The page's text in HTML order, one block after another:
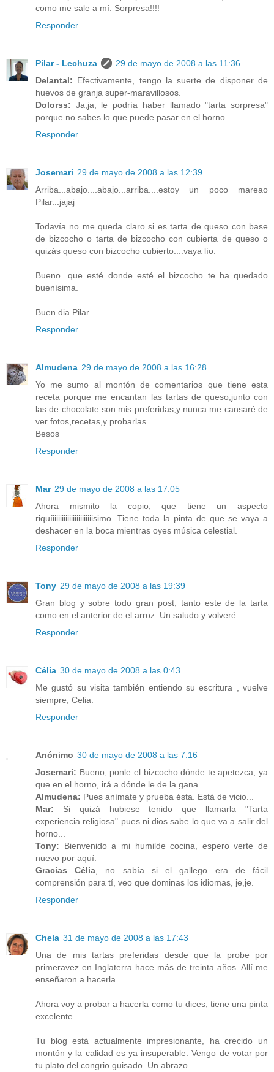
como me sale a mí. Sorpresa!!!!
Responder
Pilar - Lechuza
29 de mayo de 2008 a las 11:36
Delantal: Efectivamente, tengo la suerte de disponer de
huevos de granja super-maravillosos.
Dolorss: Ja,ja, le podría haber llamado "tarta sorpresa"
porque no sabes lo que puede pasar en el horno.
Responder
Josemari 29 de mayo de 2008 a las 12:39
Arriba...abajo....abajo...arriba....estoy un poco mareao
Pilar...jajaj
Todavía no me queda claro si es tarta de queso con base
de bizcocho o tarta de bizcocho con cubierta de queso o
quizás queso con bizcocho cubierto....vaya lío.
Bueno...que esté donde esté el bizcocho te ha quedado
buenísima.
Buen dia Pilar.
Responder
Almudena 29 de mayo de 2008 a las 16:28
Yo me sumo al montón de comentarios que tiene esta
receta porque me encantan las tartas de queso,junto con
las de chocolate son mis preferidas,y nunca me cansaré de
ver fotos,recetas,y probarlas.
Besos
Responder
Mar 29 de mayo de 2008 a las 17:05
Ahora mismito la copio, que tiene un aspecto
riquíiiiiiiiiiiiiiiiiiiiiiisimo. Tiene toda la pinta de que se vaya a
deshacer en la boca mientras oyes música celestial.
Responder
Tony 29 de mayo de 2008 a las 19:39
Gran blog y sobre todo gran post, tanto este de la tarta
como en el anterior de el arroz. Un saludo y volveré.
Responder
Célia 30 de mayo de 2008 a las 0:43
Me gustó su visita también entiendo su escritura , vuelve
siempre, Celia.
Responder
Anónimo 30 de mayo de 2008 a las 7:16
Josemari: Bueno, ponle el bizcocho dónde te apetezca, ya
que en el horno, irá a dónde le de la gana.
Almudena: Pues anímate y prueba ésta. Está de vicio...
Mar: Si quizá hubiese tenido que llamarla "Tarta
experiencia religiosa" pues ni dios sabe lo que va a salir del
horno...
Tony: Bienvenido a mi humilde cocina, espero verte de
nuevo por aquí.
Gracias Célia, no sabía si el gallego era de fácil
comprensión para tí, veo que dominas los idiomas, je,je.
Responder
Chela 31 de mayo de 2008 a las 17:43
Una de mis tartas preferidas desde que la probe por
primeravez en Inglaterra hace más de treinta años. Allí me
enseñaron a hacerla.
Ahora voy a probar a hacerla como tu dices, tiene una pinta
excelente.
Tu blog está actualmente impresionante, ha crecido un
montón y la calidad es ya insuperable. Vengo de votar por
tu plato del congrio guisado. Un abrazo.